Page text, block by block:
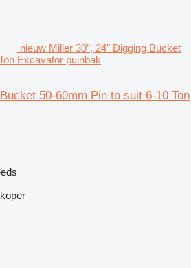
nieuw Miller 30", 24" Digging Bucket
Excavator puinbak
50-60mm Pin to suit 6-10 Ton